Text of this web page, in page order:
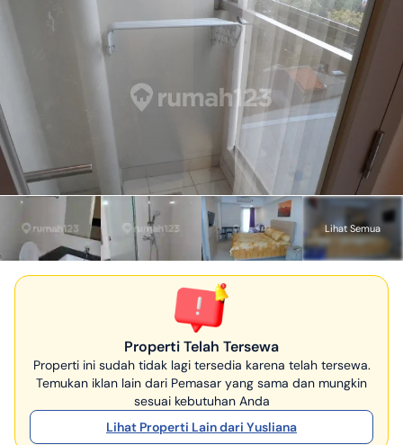
Lihat Semua
Properti Telah Tersewa
Properti ini sudah tidak lagi tersedia karena telah tersewa.
Temukan iklan lain dari Pemasar yang sama dan mungkin
sesuai kebutuhan Anda
Lihat Properti Lain dari Yusliana